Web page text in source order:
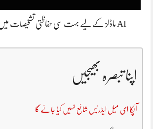
AI ماڈلز کے لیے بہت سی حفاظتی تشخیصات میں اہم حدود ہیں۔
اپنا تبصرہ بھیجیں
آپکا ای میل ایڈریس شائع نہیں کیا جائے گا